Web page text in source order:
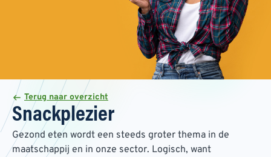
Terug naar overzicht
Snackplezier
Gezond eten wordt een steeds groter thema in de
maatschappij en in onze sector. Logisch, want